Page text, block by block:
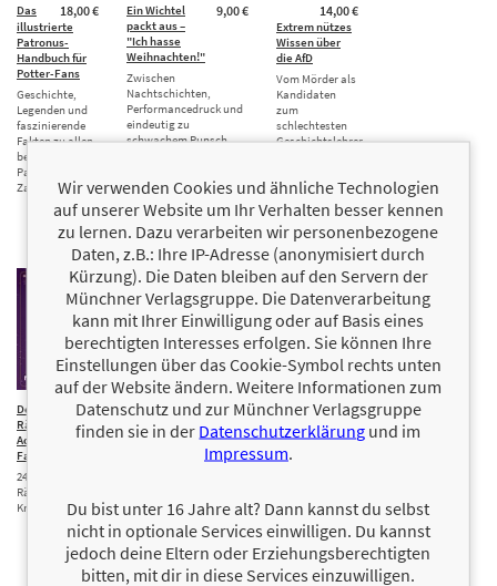
18,00 €
Das
illustrierte
Patronus-
Handbuch für
Potter-Fans
Geschichte,
Legenden und
faszinierende
Fakten zu allen
bekannten
Patroni der
Zaubererwelt
9,00 €
Ein Wichtel
packt aus –
"Ich hasse
Weihnachten!"
Zwischen
Nachtschichten,
Performancedruck und
eindeutig zu
schwachem Punsch
14,00 €
Extrem nützes
Wissen über
die AfD
Vom Mörder als
Kandidaten
zum
schlechtesten
Geschichtslehrer
Fakten über
eine
ungesichert …
13,00 €
Der fantastische
Rätsel-
Adventskalender für Potter-
Fans
24 magische Türchen voller
Rätselspaß, Bastelaufgaben,
Knobeleien und mehr!
9,00 €
Der magische
Adventskalender für
Potter-Fans 5
24 Türchen mit Rätseln,
Wir verwenden Cookies und ähnliche Technologien
auf unserer Website um Ihr Verhalten besser kennen
zu lernen. Dazu verarbeiten wir personenbezogene
Daten, z.B.: Ihre IP-Adresse (anonymisiert durch
Kürzung). Die Daten bleiben auf den Servern der
Münchner Verlagsgruppe. Die Datenverarbeitung
kann mit Ihrer Einwilligung oder auf Basis eines
berechtigten Interesses erfolgen. Sie können Ihre
Einstellungen über das Cookie-Symbol rechts unten
auf der Website ändern. Weitere Informationen zum
Datenschutz und zur Münchner Verlagsgruppe
finden sie in der Datenschutzerklärung und im
Impressum.
Du bist unter 16 Jahre alt? Dann kannst du selbst
nicht in optionale Services einwilligen. Du kannst
jedoch deine Eltern oder Erziehungsberechtigten
bitten, mit dir in diese Services einzuwilligen.